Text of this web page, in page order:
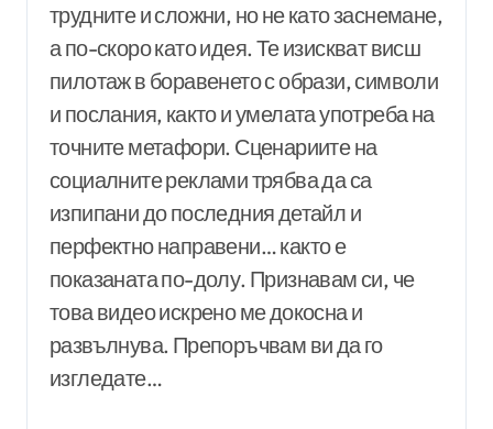
трудните и сложни, но не като заснемане,
а по-скоро като идея. Те изискват висш
пилотаж в боравенето с образи, символи
и послания, както и умелата употреба на
точните метафори. Сценариите на
социалните реклами трябва да са
изпипани до последния детайл и
перфектно направени… както е
показаната по-долу. Признавам си, че
това видео искрено ме докосна и
развълнува. Препоръчвам ви да го
изгледате…